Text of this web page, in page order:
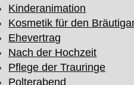
Kinderanimation
Kosmetik für den
Ehevertrag
Nach der Hochzeit
Pflege der Trauringe
Polterabend